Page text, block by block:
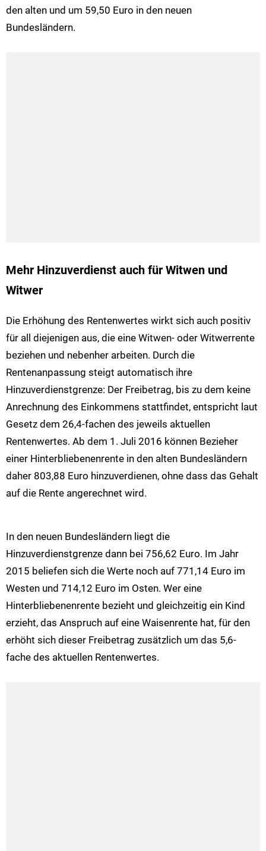
den alten und um 59,50 Euro in den neuen
Bundesländern.
Mehr Hinzuverdienst auch für Witwen und
Witwer
Die Erhöhung des Rentenwertes wirkt sich auch positiv
für all diejenigen aus, die eine Witwen- oder Witwerrente
beziehen und nebenher arbeiten. Durch die
Rentenanpassung steigt automatisch ihre
Hinzuverdienstgrenze: Der Freibetrag, bis zu dem keine
Anrechnung des Einkommens stattfindet, entspricht laut
Gesetz dem 26,4-fachen des jeweils aktuellen
Rentenwertes. Ab dem 1. Juli 2016 können Bezieher
einer Hinterbliebenenrente in den alten Bundesländern
daher 803,88 Euro hinzuverdienen, ohne dass das Gehalt
auf die Rente angerechnet wird.
In den neuen Bundesländern liegt die
Hinzuverdienstgrenze dann bei 756,62 Euro. Im Jahr
2015 beliefen sich die Werte noch auf 771,14 Euro im
Westen und 714,12 Euro im Osten. Wer eine
Hinterbliebenenrente bezieht und gleichzeitig ein Kind
erzieht, das Anspruch auf eine Waisenrente hat, für den
erhöht sich dieser Freibetrag zusätzlich um das 5,6-
fache des aktuellen Rentenwertes.